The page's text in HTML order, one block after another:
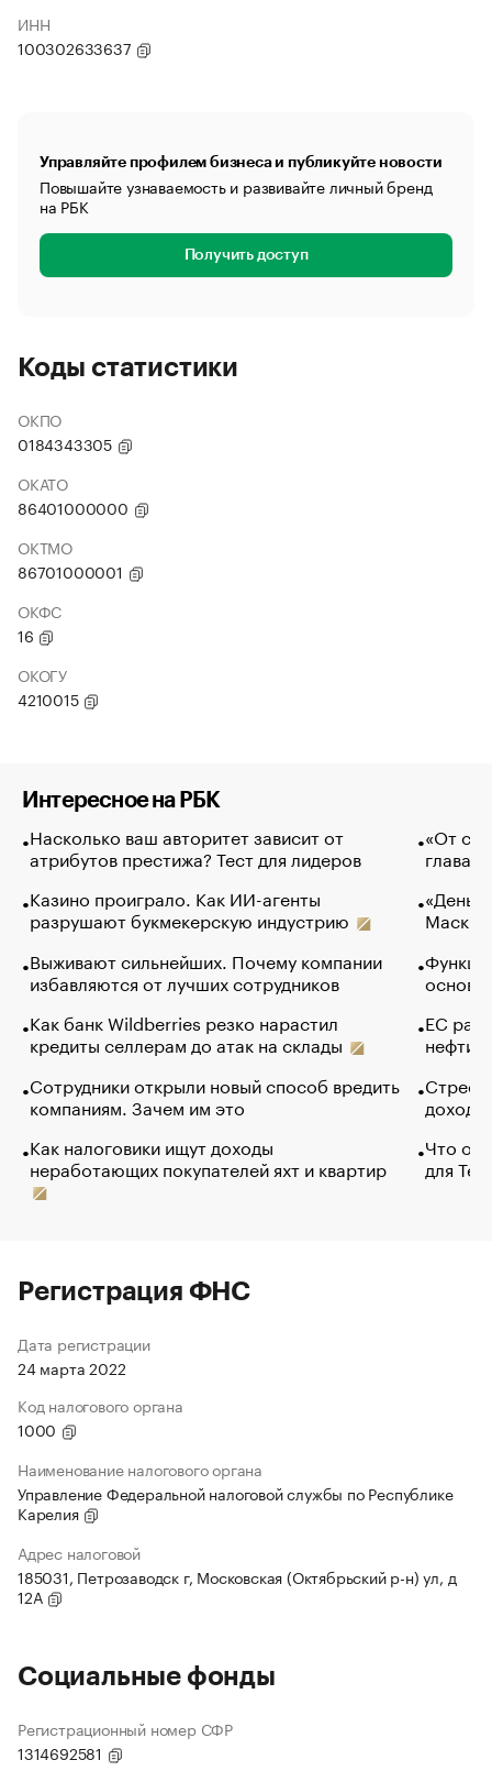
ИНН
100302633637
Управляйте профилем бизнеса и публикуйте новости
Повышайте узнаваемость и развивайте личный бренд
на РБК
Получить доступ
Коды статистики
ОКПО
0184343305
ОКАТО
86401000000
ОКТМО
86701000001
ОКФС
16
ОКОГУ
4210015
Интересное на РБК
Насколько ваш авторитет зависит от
атрибутов престижа? Тест для лидеров
Казино проиграло. Как ИИ-агенты
разрушают букмекерскую индустрию
Выживают сильнейших. Почему компании
избавляются от лучших сотрудников
Как банк Wildberries резко нарастил
кредиты селлерам до атак на склады
Сотрудники открыли новый способ вредить
компаниям. Зачем им это
Как налоговики ищут доходы
неработающих покупателей яхт и квартир
«От
глава
Маск в
основ
ЕС
нефти
Что
для
Регистрация ФНС
Дата регистрации
24 марта 2022
Код налогового органа
1000
Наименование налогового органа
Управление Федеральной налоговой службы по Республике
Карелия
Адрес налоговой
185031, Петрозаводск г, Московская (Октябрьский р-н) ул, д
12А
Социальные фонды
Регистрационный номер СФР
1314692581